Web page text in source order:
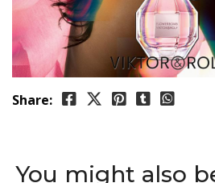
Share:
You might also